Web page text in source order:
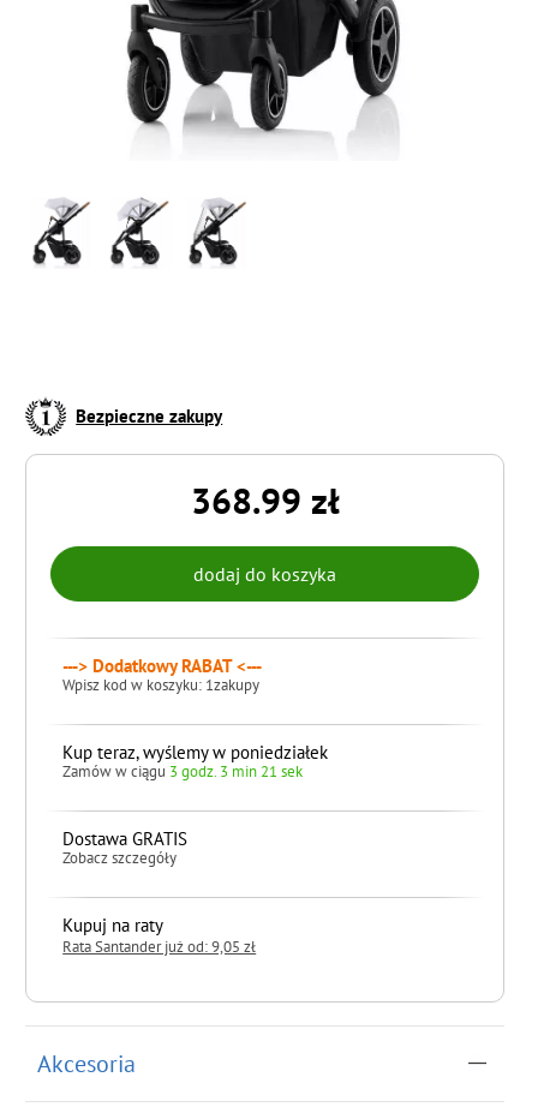
Bezpieczne zakupy
368.99 zł
---> Dodatkowy RABAT <---
Wpisz kod w koszyku: 1zakupy
Kup teraz, wyślemy w poniedziałek
Zamów w ciągu 3 godz. 3 min 20 sek
Dostawa GRATIS
Zobacz szczegóły
Kupuj na raty
Rata Santander już od: 9,05 zł
Akcesoria